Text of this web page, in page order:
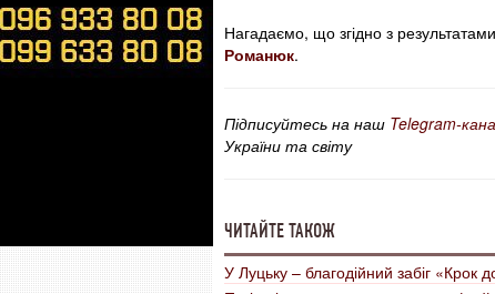
Нагадаємо, що згідно з
Романюк.
Підписуйтесь на наш Telegram-
України та світу
ЧИТАЙТЕ ТАКОЖ
У Луцьку – благодійний забіг «Крок